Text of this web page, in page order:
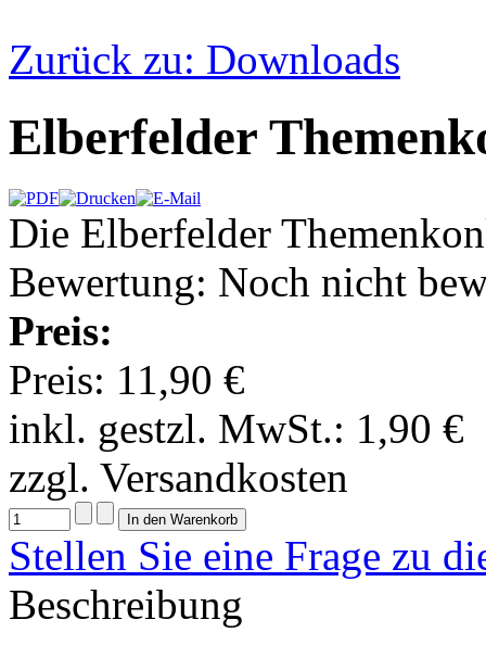
Zurück zu: Downloads
Elberfelder
Die Elberfelder
Bewertung: Noch nicht
Preis:
Preis: 11,90 €
inkl. gestzl. MwSt.: 1,90 €
zzgl. Versandkosten
Stellen Sie eine Frage zu
Beschreibung